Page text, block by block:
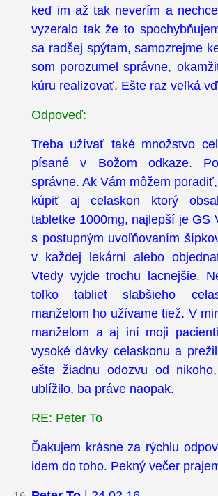
keď im až tak neverím a
vyzeralo tak že to
sa radšej spýtam, samozrejme
som porozumel správne,
kúru realizovať. Ešte raz veľká
Odpoveď:
Treba užívať také množstvo
písané v Božom odkaze.
správne. Ak Vám môžem
kúpiť aj celaskon ktorý
tabletke 1000mg, najlepší je GS
s postupným uvoľňovaním
v každej lekárni alebo
Vtedy vyjde trochu lacnejšie.
toľko tabliet slabšieho
manželom ho užívame tiež. V
manželom a aj iní moji
vysoké dávky celaskonu a
ešte žiadnu odozvu od
ublížilo, ba práve naopak.
RE: Peter To
Ďakujem krásne za rýchlu
idem do toho. Pekný večer